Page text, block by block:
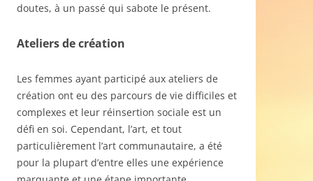
doutes, à un passé qui sabote le présent.
Ateliers de création
Les femmes ayant participé aux ateliers de
création ont eu des parcours de vie difficiles et
complexes et leur réinsertion sociale est un
défi en soi. Cependant, l’art, et tout
particulièrement l’art communautaire, a été
pour la plupart d’entre elles une expérience